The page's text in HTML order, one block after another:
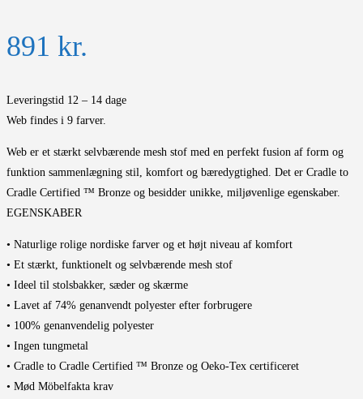
891 kr.
Leveringstid 12 – 14 dage
Web findes i 9 farver.
Web er et stærkt selvbærende mesh stof med en perfekt fusion af form og
funktion sammenlægning stil, komfort og bæredygtighed. Det er Cradle to
Cradle Certified ™ Bronze og besidder unikke, miljøvenlige egenskaber.
EGENSKABER
• Naturlige rolige nordiske farver og et højt niveau af komfort
• Et stærkt, funktionelt og selvbærende mesh stof
• Ideel til stolsbakker, sæder og skærme
• Lavet af 74% genanvendt polyester efter forbrugere
• 100% genanvendelig polyester
• Ingen tungmetal
• Cradle to Cradle Certified ™ Bronze og Oeko-Tex certificeret
• Mød Möbelfakta krav